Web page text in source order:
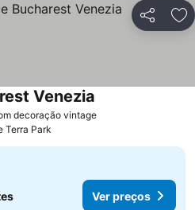
Partilhar
decoração vintageVer preços
Venezia
Terra Park
Ver preços